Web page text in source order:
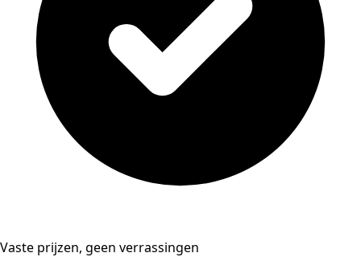
Vaste prijzen, geen verrassingen